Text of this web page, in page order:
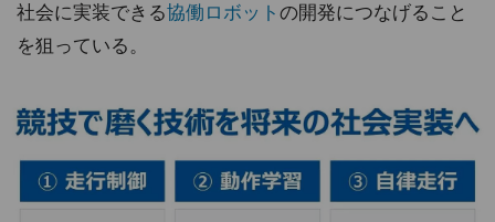
社会に実装できる協働ロボット の開発につなげること
を狙っている。